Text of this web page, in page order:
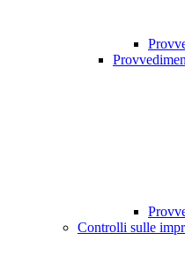
Controlli sulle